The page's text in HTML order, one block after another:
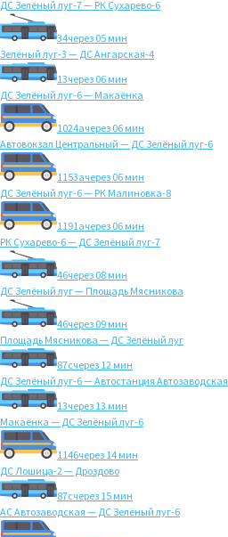
ДС Зелёный луг-7 — РК Сухарево-6
34через 05 мин
Зелёный луг-3 — ДС Ангарская-4
13через 06 мин
ДС Зелёный луг-6 — Макаёнка
1024ачерез 06 мин
Автовокзал Центральный — ДС Зелёный луг-6
1153ачерез 06 мин
ДС Зелёный луг-6 — РК Малиновка-8
1191ачерез 06 мин
РК Сухарево-6 — ДС Зелёный луг-7
46через 08 мин
ДС Зелёный луг — Площадь Мясникова
46через 09 мин
Площадь Мясникова — ДС Зелёный луг
87счерез 12 мин
ДС Зелёный луг-6 — Автостанция Автозаводская
13через 13 мин
Макаёнка — ДС Зелёный луг-6
1146через 14 мин
ДС Лошица-2 — Дроздово
87счерез 15 мин
АС Автозаводская — ДС Зелёный луг-6